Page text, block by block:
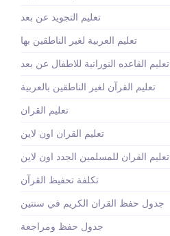
تعليم التجويد عن بعد
تعليم العربية لغير الناطقين بها
تعليم القاعده النورانية للاطفال عن بعد
تعليم القرآن لغير الناطقين بالعربية
تعليم القران
تعليم القران اون لاين
تعليم القران للمسلمين الجدد اون لاين
تكلفة تحفيظ القرآن
جدول حفظ القران الكريم في سنتين
جدول حفظ ومراجعة